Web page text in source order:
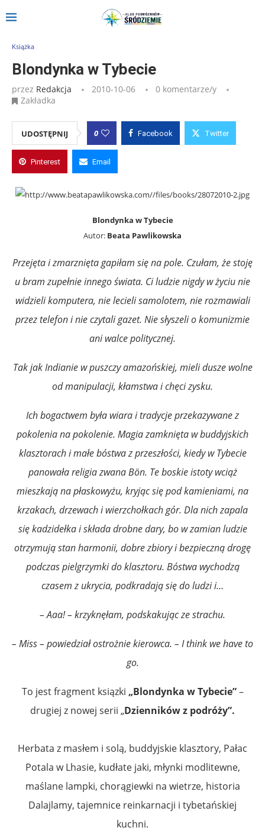
Strona główna Blondynka w Tybecie
Książka
Blondynka w Tybecie
przez Redakcja 2010-10-06
0 komentarze/y
Zakładka
UDOSTĘPNIJ 0 Facebook Twitter
Pinterest Email
Blondynka w Tybecie
Autor: Beata Pawlikowska
Przejęta i zmarznięta gapiłam się na pole. Czułam, że stoję
u bram zupełnie innego świata. Ci ludzie nigdy w życiu nie
widzieli komputera, nie lecieli samolotem, nie rozmawiali
przez telefon i nie czytali gazet. Nie słyszeli o komunizmie
ani walce politycznej.
Tak jak Indianie w puszczy amazońskiej, mieli dusze wolne
od manipulacji, kłamstwa i chęci zysku.
Ich bogactwem była wiara i tradycje przekazywane z
pokolenia na pokolenie. Magia zamknięta w buddyjskich
klasztorach i małe bóstwa z przeszłości, kiedy w Tybecie
panowała religia zwana Bön. Te boskie istoty wciąż
mieszkają na płaskowyżu, kryjąc się pod kamieniami, na
krzakach, drzewach i wierzchołkach gór. Dla nich zapala
się kadzidełka i składa drobne dary, bo w zamian ludzie
otrzymują stan harmonii, dobre zbiory i bezpieczną drogę
podczas pielgrzymki do klasztoru. Bóstwa wychodzą
czasem z ukrycia, podkradają się do ludzi i…
– Aaa! – krzyknęłam, podskakując ze strachu.
– Miss – powiedział ostrożnie kierowca. – I think we have to
go.
To jest fragment ksiązki „Blondynka w Tybecie”–
drugiej z nowej serii „Dzienników z podróży”.
Herbata z masłem i solą, buddyjskie klasztory, Pałac
Potala w Lhasie, kudłate jaki, młynki modlitewne,
maślane lampki, chorągiewki na wietrze, historia
Dalajlamy, tajemnice reinkarnacji i tybetańskiej
kuchni.